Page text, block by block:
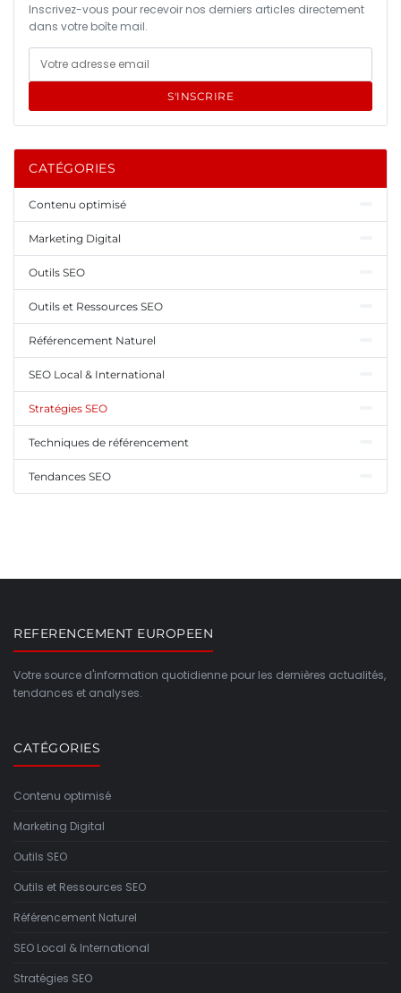
Inscrivez-vous pour recevoir nos derniers articles directement
dans votre boîte mail.
S'INSCRIRE
CATÉGORIES
Contenu optimisé
Marketing Digital
Outils SEO
Outils et Ressources SEO
Référencement Naturel
SEO Local & International
Stratégies SEO
Techniques de référencement
Tendances SEO
REFERENCEMENT EUROPEEN
Votre source d'information quotidienne pour les dernières actualités,
tendances et analyses.
CATÉGORIES
Contenu optimisé
Marketing Digital
Outils SEO
Outils et Ressources SEO
Référencement Naturel
SEO Local & International
Stratégies SEO